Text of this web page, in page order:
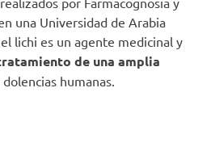
una Universidad de Arabia
lichi es un agente medicinal y
de una amplia
dolencias humanas.